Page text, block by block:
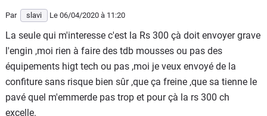
Par slavi Le 06/04/2020 à 11:20
La seule qui m'interesse c'est la Rs 300 çà doit envoyer grave
l'engin ,moi rien à faire des tdb mousses ou pas des
équipements higt tech ou pas ,moi je veux envoyé de la
confiture sans risque bien sûr ,que ça freine ,que sa tienne le
pavé quel m'emmerde pas trop et pour çà la rs 300 ch
excelle.